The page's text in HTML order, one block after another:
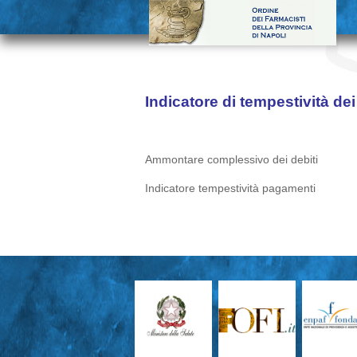
Indicatore di tempestività
Ammontare complessivo dei debiti
Indicatore tempestività pagamenti